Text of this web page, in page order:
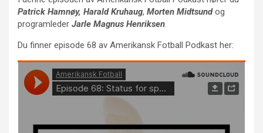
Patrick Hamnøy, Harald Kruhaug, Morten Midtsundog
programleder Jarle Magnus Henriksen
Du finner episode 68 av Amerikansk Fotball Podkast her: